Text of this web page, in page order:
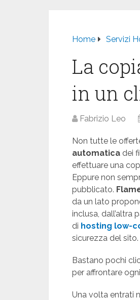
Home Servizi
La
in un
Fabrizio Leo
Non tutte le
automatica dei
effettuare una
Eppure non
pubblicato.
da un lato
inclusa, dall’altra
di hosting low-
sicurezza del sito.
Bastano pochi
per affrontare
Una volta entrati